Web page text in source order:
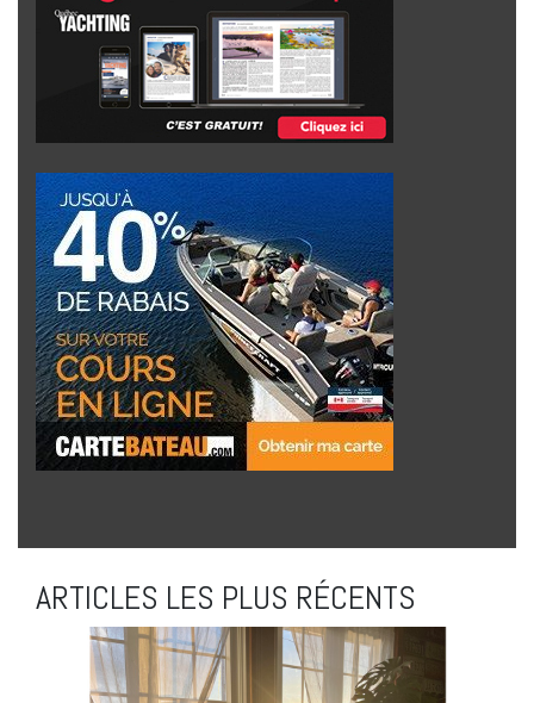
ARTICLES LES PLUS RÉCENTS